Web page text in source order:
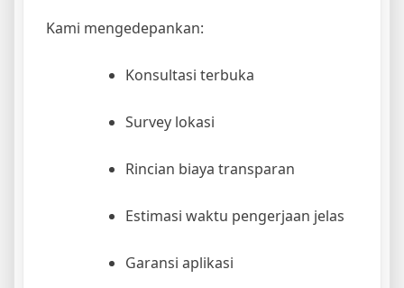
Kami mengedepankan:
Konsultasi terbuka
Survey lokasi
Rincian biaya transparan
Estimasi waktu pengerjaan jelas
Garansi aplikasi